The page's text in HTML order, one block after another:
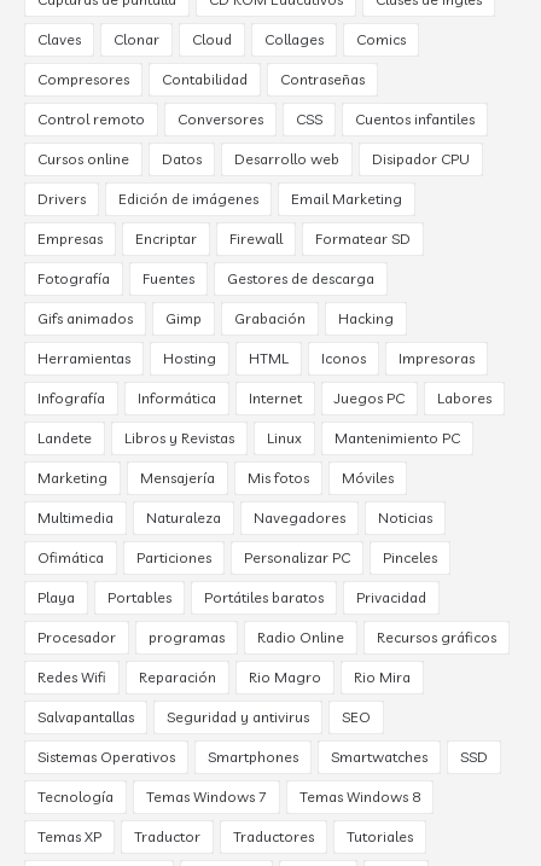
Claves Clonar Cloud Collages Comics
Compresores Contabilidad Contraseñas
Control remoto Conversores CSS Cuentos infantiles
Cursos online Datos Desarrollo web Disipador CPU
Drivers Edición de imágenes Email Marketing
Empresas Encriptar Firewall Formatear SD
Fotografía Fuentes Gestores de descarga
Gifs animados Gimp Grabación Hacking
Herramientas Hosting HTML Iconos Impresoras
Infografía Informática Internet Juegos PC Labores
Landete Libros y Revistas Linux Mantenimiento PC
Marketing Mensajería Mis fotos Móviles
Multimedia Naturaleza Navegadores Noticias
Ofimática Particiones Personalizar PC Pinceles
Playa Portables Portátiles baratos Privacidad
Procesador programas Radio Online Recursos gráficos
Redes Wifi Reparación Rio Magro Rio Mira
Salvapantallas Seguridad y antivirus SEO
Sistemas Operativos Smartphones Smartwatches SSD
Tecnología Temas Windows 7 Temas Windows 8
Temas XP Traductor Traductores Tutoriales